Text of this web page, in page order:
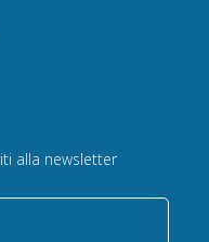
alla newsletter